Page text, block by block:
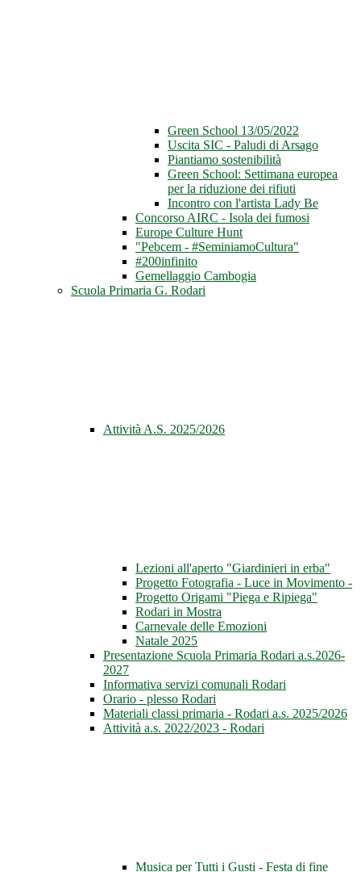
Green School 13/05/2022
Uscita SIC - Paludi di Arsago
Piantiamo sostenibilità
Green School: Settimana europea
per la riduzione dei rifiuti
Incontro con l'artista Lady Be
Concorso AIRC - Isola dei fumosi
Europe Culture Hunt
"Pebcem - #SeminiamoCultura"
#200infinito
Gemellaggio Cambogia
Scuola Primaria G. Rodari
Attività A.S. 2025/2026
Lezioni all'aperto "Giardinieri in erba"
Progetto Fotografia - Luce in Movimento -
Progetto Origami "Piega e Ripiega"
Rodari in Mostra
Carnevale delle Emozioni
Natale 2025
Presentazione Scuola Primaria Rodari a.s.2026-
2027
Informativa servizi comunali Rodari
Orario - plesso Rodari
Materiali classi primaria - Rodari a.s. 2025/2026
Attività a.s. 2022/2023 - Rodari
Musica per Tutti i Gusti - Festa di fine